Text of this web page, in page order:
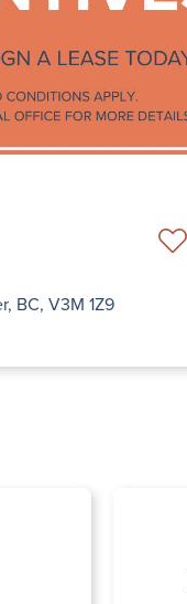
BC, V3M 1Z9